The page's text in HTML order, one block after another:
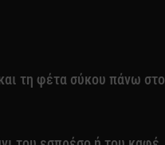
τη φέτα σύκου πάνω στο